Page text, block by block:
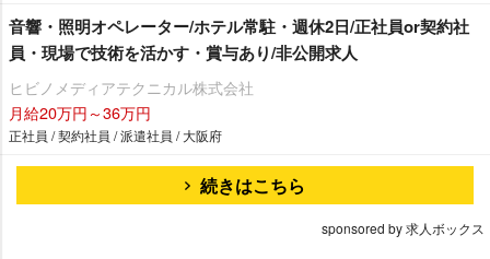
音響・照明オペレーター/ホテル常駐・週休2日/正社員or契約社
員・現場で技術を活かす・賞与あり/非公開求人
ヒビノメディアテクニカル株式会社
月給20万円～36万円
正社員 / 契約社員 / 派遣社員 / 大阪府
続きはこちら
sponsored by 求人ボックス